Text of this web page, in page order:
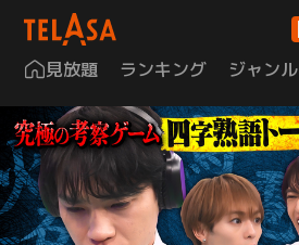
見放題 ランキング ジャンル